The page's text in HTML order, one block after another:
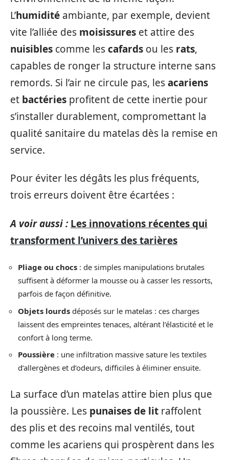
L’humidité ambiante, par exemple, devient
vite l’alliée des moisissures et attire des
nuisibles comme lescafards ou les rats,
capables de ronger la structure interne sans
remords. Si l’air ne circule pas, lesacariens
et bactéries profitent de cette inertie pour
s’installer durablement, compromettant la
qualité sanitaire du matelas dès la remise en
service.
Pour éviter les dégâts les plus fréquents,
trois erreurs doivent être écartées :
A voir aussi : Les innovations récentes qui
transforment l’univers des tarières
Pliage ou chocs : de simples manipulations brutales
suffisent à déformer la mousse ou à casser les ressorts,
parfois de façon définitive.
Objets lourds déposés sur le matelas : ces charges
laissent des empreintes tenaces, altérant l’élasticité et le
confort à long terme.
Poussière : une infiltration massive sature les textiles
d’allergènes et d’odeurs, difficiles à éliminer ensuite.
La surface d’un matelas attire bien plus que
la poussière. Les punaises de lit raffolent
des plis et des recoins mal ventilés, tout
comme les acariens qui prospèrent dans les